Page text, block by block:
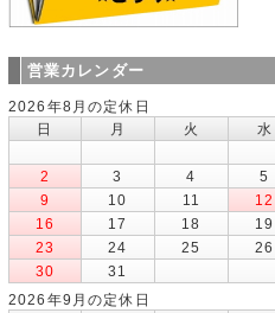
営業カレンダー
2026年8月の定休日
日
月 火 水
2
3 4 5
9
10 11 12
16
17 18 19
23
24 25 26
30
31
2026年9月の定休日